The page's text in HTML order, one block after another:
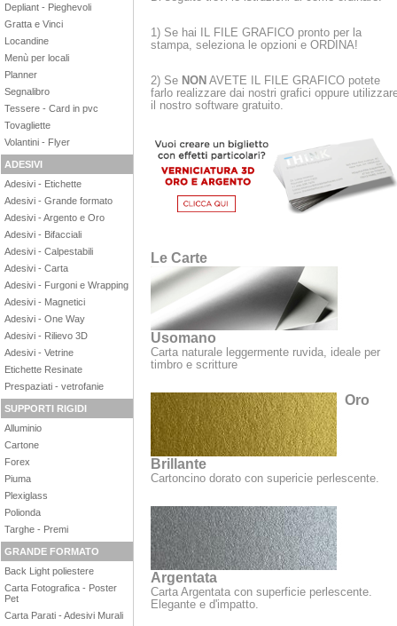
Depliant - Pieghevoli
Gratta e Vinci
Locandine
Menù per locali
Planner
Segnalibro
Tessere - Card in pvc
Tovagliette
Volantini - Flyer
ADESIVI
Adesivi - Etichette
Adesivi - Grande formato
Adesivi - Argento e Oro
Adesivi - Bifacciali
Adesivi - Calpestabili
Adesivi - Carta
Adesivi - Furgoni e Wrapping
Adesivi - Magnetici
Adesivi - One Way
Adesivi - Rilievo 3D
Adesivi - Vetrine
Etichette Resinate
Prespaziati - vetrofanie
SUPPORTI RIGIDI
Alluminio
Cartone
Forex
Piuma
Plexiglass
Polionda
Targhe - Premi
GRANDE FORMATO
Back Light poliestere
Carta Fotografica - Poster
Pet
Carta Parati - Adesivi Murali
1) Se hai IL FILE GRAFICO pronto per la
stampa, seleziona le opzioni e ORDINA!
2) Se NON AVETE IL FILE GRAFICO potete
farlo realizzare dai nostri grafici oppure
il nostro software gratuito.
Le Carte
Usomano
Carta naturale leggermente ruvida, ideale per
timbro e scritture
Oro
Brillante
Cartoncino dorato con supericie perlescente.
Argentata
Carta Argentata con superficie perlescente.
Elegante e d'impatto.